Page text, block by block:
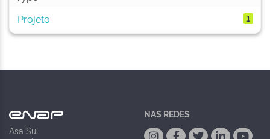
Projeto
1
Asa Sul
NAS REDES